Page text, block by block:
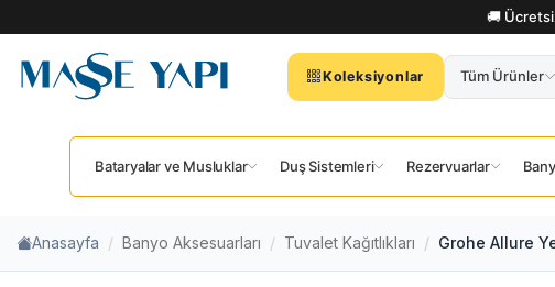
🚚
Koleksiyonlar Tüm Ürünler
Bataryalar ve Musluklar Duş Sistemleri Rezervuarlar
Anasayfa Banyo Aksesuarları Tuvalet Kağıtlıkları Grohe Allure